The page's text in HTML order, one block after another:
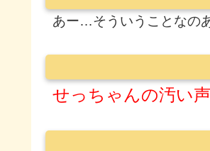
あー…そういうことなの
せっちゃんの汚い